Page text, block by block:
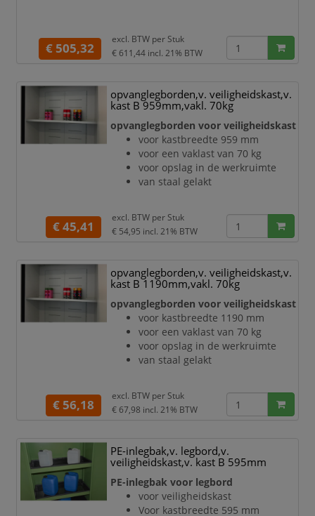
€ 505,32
excl. BTW per Stuk
€ 611,44 incl. 21% BTW
opvanglegborden,v. veiligheidskast,v.
kast B 959mm,vakl. 70kg
opvanglegborden voor veiligheidskast
voor kastbreedte 959 mm
voor een vaklast van 70 kg
voor opslag in de werkruimte
van staal gelakt
€ 45,41
excl. BTW per Stuk
€ 54,95 incl. 21% BTW
opvanglegborden,v. veiligheidskast,v.
kast B 1190mm,vakl. 70kg
opvanglegborden voor veiligheidskast
voor kastbreedte 1190 mm
voor een vaklast van 70 kg
voor opslag in de werkruimte
van staal gelakt
€ 56,18
excl. BTW per Stuk
€ 67,98 incl. 21% BTW
PE-inlegbak,v. legbord,v.
veiligheidskast,v. kast B 595mm
PE-inlegbak voor legbord
voor veiligheidskast
Voor kastbreedte 595 mm